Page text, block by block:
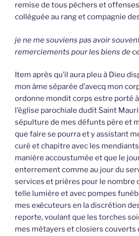
remise de tous péchers et
colléguée au rang et compagnie
je ne me souviens pas avoir
remerciements pour les biens de
Item après qu’il aura pleu à Dieu
mon âme séparée d’avecq mon
ordonne mondit corps estre porté
l’église parochiale dudit Saint
sépulture de mes défunts père et
que faire se pourra et y assistant
curé et chapitre avec les
manière accoustumée et que le
enterrement comme au jour du
services et prières pour le nombre
telle lumière et avec pompes
mes exécuteurs en la discrétion
reporte, voulant que les torches
mes métayers et closiers couverts